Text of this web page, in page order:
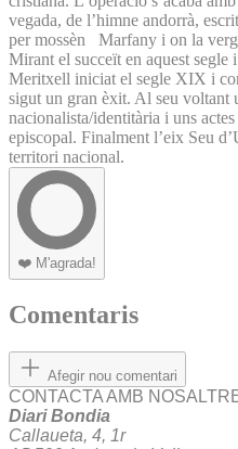
vegada, de l’himne andorrà,
per mossèn Marfany i on la
Mirant el succeït en aquest
Meritxell iniciat el segle XIX i
sigut un gran èxit. Al seu voltant
nacionalista/identitària i uns
episcopal. Finalment l’eix Seu
territori nacional.
❤️ M'agrada!
Comentaris
Afegir nou comentari
CONTACTA AMB
Diari Bondia
Callaueta, 4, 1r